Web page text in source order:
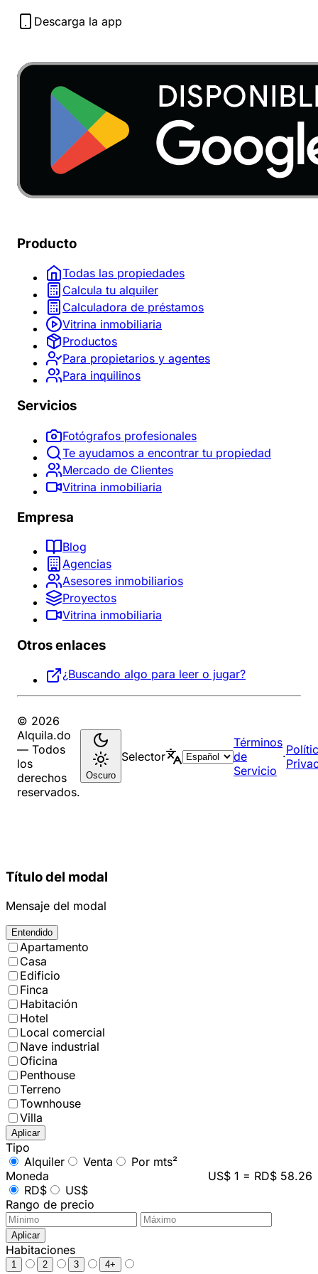
Descarga la app
Producto
Todas las propiedades
Calcula tu alquiler
Calculadora de préstamos
Vitrina inmobiliaria
Productos
Para propietarios y agentes
Para inquilinos
Servicios
Fotógrafos profesionales
Te ayudamos a encontrar tu propiedad
Mercado de Clientes
Vitrina inmobiliaria
Empresa
Blog
Agencias
Asesores inmobiliarios
Proyectos
Vitrina inmobiliaria
Otros enlaces
¿Buscando algo para leer o jugar?
© 2026
Alquila.do
— Todos
los
derechos
reservados.
Oscuro
Selector
Términos
de
Servicio
·
Título del modal
Mensaje del modal
Entendido
Apartamento
Casa
Edificio
Finca
Habitación
Hotel
Local comercial
Nave industrial
Oficina
Penthouse
Terreno
Townhouse
Villa
Aplicar
Tipo
Alquiler
Venta
Por mts²
Moneda
US$ 1 = RD$ 58.26
RD$
US$
Rango de precio
Aplicar
Habitaciones
1 2 3 4+